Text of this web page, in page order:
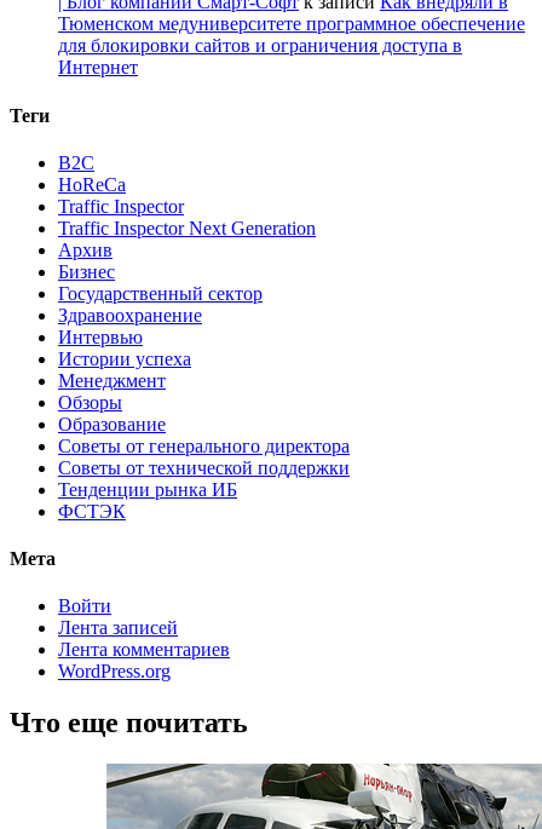
Тюменском медуниверситете программное обеспечение
для блокировки сайтов и ограничения доступа в
Интернет
Теги
B2C
HoReCa
Traffic Inspector
Traffic Inspector Next Generation
Архив
Бизнес
Государственный сектор
Здравоохранение
Интервью
Истории успеха
Менеджмент
Обзоры
Образование
Советы от генерального директора
Советы от технической поддержки
Тенденции рынка ИБ
ФСТЭК
Мета
Войти
Лента записей
Лента комментариев
WordPress.org
Что еще почитать